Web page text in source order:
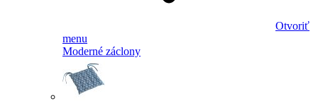
Otvoriť
menu
Moderné záclony